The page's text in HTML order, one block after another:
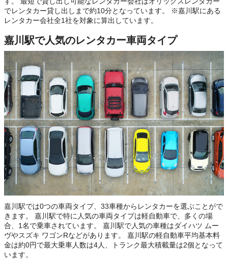
でレンタカー貸し出しまで約10分となっています。 ※嘉川駅にある
レンタカー会社全1社を対象に算出しています。
嘉川駅で人気のレンタカー車両タイプ
嘉川駅では0つの車両タイプ、33車種からレンタカーを選ぶことがで
きます。 嘉川駅で特に人気の車両タイプは軽自動車で、多くの場
合、1名で乗車されています。 嘉川駅で人気の車種はダイハツ ムー
ヴやスズキ ワゴンRなどがあります。 嘉川駅の軽自動車平均基本料
金は約0円で最大乗車人数は4人、トランク最大積載量は2個となって
います。